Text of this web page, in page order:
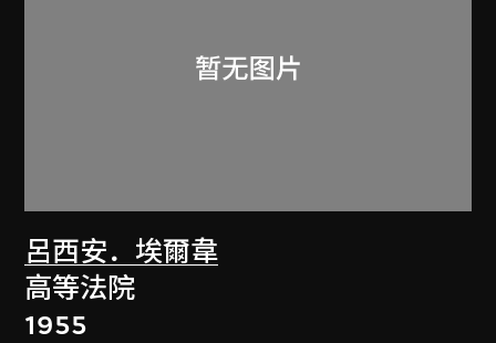
呂西安．埃爾韋
高等法院
1955